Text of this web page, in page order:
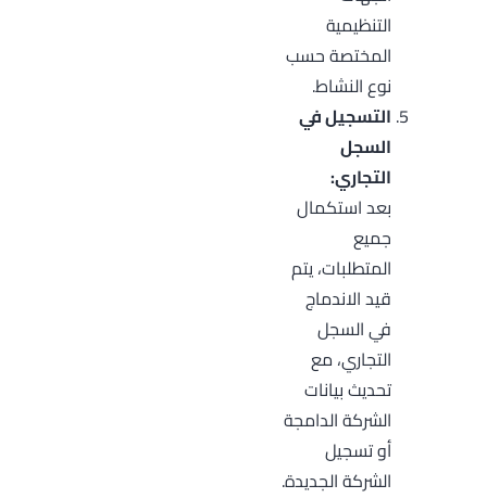
التنظيمية
المختصة حسب
نوع النشاط.
التسجيل في
السجل
التجاري:
بعد استكمال
جميع
المتطلبات، يتم
قيد الاندماج
في السجل
التجاري، مع
تحديث بيانات
الشركة الدامجة
أو تسجيل
الشركة الجديدة.